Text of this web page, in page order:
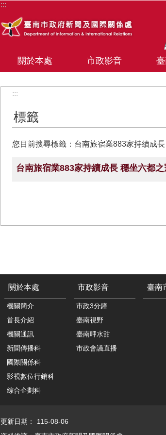
:::
關於本處 市政影音
:::
標籤
您目前搜尋標籤：台南旅宿業883家持續成
台南旅宿業883家持續成長 穩坐六都
關於本處
機關簡介
首長介紹
機關通訊
新聞傳播科
國際關係科
影視數位行銷科
綜合企劃科
市政影音
市政3分鐘
臺南視野
臺南呷水甜
市政會議直播
臺南
更新日期：
115-08-06